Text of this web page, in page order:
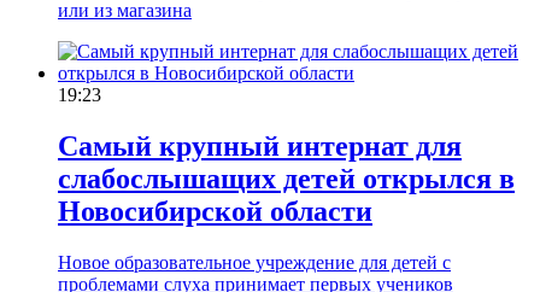
или из магазина
19:23
Самый крупный интернат для
слабослышащих детей открылся в
Новосибирской области
Новое образовательное учреждение для детей с
проблемами слуха принимает первых учеников